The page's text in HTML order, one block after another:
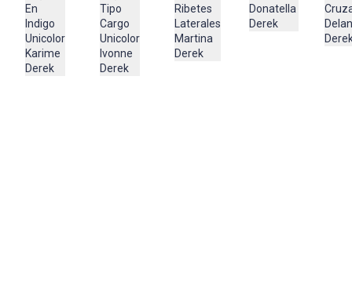
Cuidado y Lavado
Lavar en máquina, no usar blanqueadores,lavar y secar con
colores similares y planchar a temperatura tibia
En
Indigo
Unicolor
Karime
Derek
Tipo
Cargo
Unicolor
Ivonne
Derek
Ribetes
Laterales
Martina
Derek
Donatella
Derek